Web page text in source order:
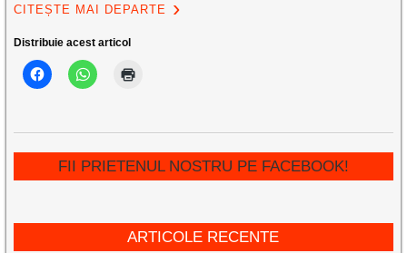
CITEȘTE MAI DEPARTE
Distribuie acest articol
FII PRIETENUL NOSTRU PE FACEBOOK!
ARTICOLE RECENTE